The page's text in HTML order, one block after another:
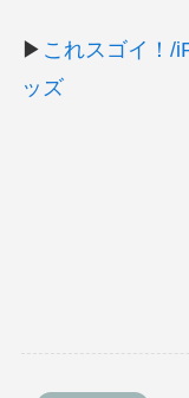
▶ これスゴイ！/
ッズ